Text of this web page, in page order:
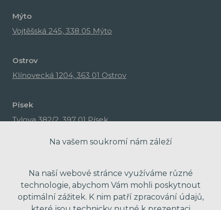
Mýto
Vojtěšská 245, 338 05 Mýto
Ostrov
Klínovecká 1204, 363 01 Ostrov
Písek
Tylova 382/2, 397 01 Písek
Na vašem soukromí nám záleží
Na naší webové stránce využíváme různé
technologie, abychom Vám mohli poskytnout
optimální zážitek. K nim patří zpracování údajů,